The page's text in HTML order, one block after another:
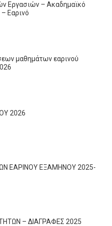
Εργασιών – Ακαδημαϊκό
Εαρινό
μαθημάτων εαρινού
2026
ΕΑΡΙΝΟΥ ΕΞΑΜΗΝΟΥ 2025-
– ΔΙΑΓΡΑΦΕΣ 2025